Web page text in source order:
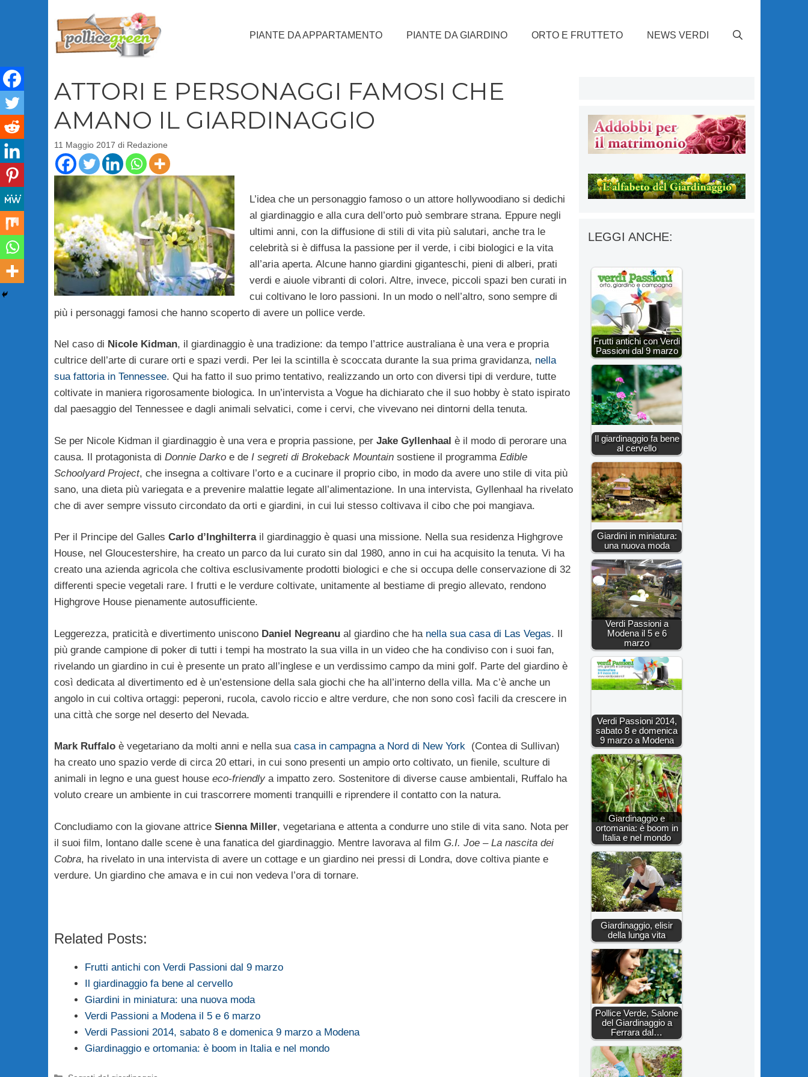
PIANTE DA APPARTAMENTO PIANTE DA GIARDINO ORTO E FRUTTETO NEWS VERDI
ATTORI E PERSONAGGI FAMOSI CHE
AMANO IL GIARDINAGGIO
11 Maggio 2017 di Redazione
L’idea che un personaggio famoso o un attore hollywoodiano si dedichi
al giardinaggio e alla cura dell’orto può sembrare strana. Eppure negli
ultimi anni, con la diffusione di stili di vita più salutari, anche tra le
celebrità si è diffusa la passione per il verde, i cibi biologici e la vita
all’aria aperta. Alcune hanno giardini giganteschi, pieni di alberi, prati
verdi e aiuole vibranti di colori. Altre, invece, piccoli spazi ben curati in
cui coltivano le loro passioni. In un modo o nell’altro, sono sempre di
più i personaggi famosi che hanno scoperto di avere un pollice verde.
Nel caso di Nicole Kidman, il giardinaggio è una tradizione: da tempo l’attrice australiana è una vera e propria
cultrice dell’arte di curare orti e spazi verdi. Per lei la scintilla è scoccata durante la sua prima gravidanza, nella
sua fattoria in Tennessee. Qui ha fatto il suo primo tentativo, realizzando un orto con diversi tipi di verdure, tutte
coltivate in maniera rigorosamente biologica. In un’intervista a Vogue ha dichiarato che il suo hobby è stato ispirato
dal paesaggio del Tennessee e dagli animali selvatici, come i cervi, che vivevano nei dintorni della tenuta.
Se per Nicole Kidman il giardinaggio è una vera e propria passione, per Jake Gyllenhaal è il modo di perorare una
causa. Il protagonista di Donnie Darkoe de I segreti di Brokeback Mountainsostiene il programma Edible
Schoolyard Project, che insegna a coltivare l’orto e a cucinare il proprio cibo, in modo da avere uno stile di vita più
sano, una dieta più variegata e a prevenire malattie legate all’alimentazione. In una intervista, Gyllenhaal ha rivelato
che di aver sempre vissuto circondato da orti e giardini, in cui lui stesso coltivava il cibo che poi mangiava.
Per il Principe del Galles Carlo d’Inghilterrail giardinaggio è quasi una missione. Nella sua residenza Highgrove
House, nel Gloucestershire, ha creato un parco da lui curato sin dal 1980, anno in cui ha acquisito la tenuta. Vi ha
creato una azienda agricola che coltiva esclusivamente prodotti biologici e che si occupa delle conservazione di 32
differenti specie vegetali rare. I frutti e le verdure coltivate, unitamente al bestiame di pregio allevato, rendono
Highgrove House pienamente autosufficiente.
Leggerezza, praticità e divertimento uniscono Daniel Negreanual giardino che ha nella sua casa di Las Vegas. Il
più grande campione di poker di tutti i tempi ha mostrato la sua villa in un video che ha condiviso con i suoi fan,
rivelando un giardino in cui è presente un prato all’inglese e un verdissimo campo da mini golf. Parte del giardino è
così dedicata al divertimento ed è un’estensione della sala giochi che ha all’interno della villa. Ma c’è anche un
angolo in cui coltiva ortaggi: peperoni, rucola, cavolo riccio e altre verdure, che non sono così facili da crescere in
una città che sorge nel deserto del Nevada.
Mark Ruffaloè vegetariano da molti anni e nella sua casa in campagna a Nord di New York(Contea di Sullivan)
ha creato uno spazio verde di circa 20 ettari, in cui sono presenti un ampio orto coltivato, un fienile, sculture di
animali in legno e una guest house eco-friendlya impatto zero. Sostenitore di diverse cause ambientali, Ruffalo ha
voluto creare un ambiente in cui trascorrere momenti tranquilli e riprendere il contatto con la natura.
Concludiamo con la giovane attrice Sienna Miller, vegetariana e attenta a condurre uno stile di vita sano. Nota per
il suoi film, lontano dalle scene è una fanatica del giardinaggio. Mentre lavorava al film G.I. Joe – La nascita dei
Cobra, ha rivelato in una intervista di avere un cottage e un giardino nei pressi di Londra, dove coltiva piante e
verdure. Un giardino che amava e in cui non vedeva l’ora di tornare.
Related Posts:
Frutti antichi con Verdi Passioni dal 9 marzo
Il giardinaggio fa bene al cervello
Giardini in miniatura: una nuova moda
Verdi Passioni a Modena il 5 e 6 marzo
Verdi Passioni 2014, sabato 8 e domenica 9 marzo a Modena
Giardinaggio e ortomania: è boom in Italia e nel mondo
LEGGI ANCHE:
Frutti antichi con Verdi
Passioni dal 9 marzo
Il giardinaggio fa bene
al cervello
Giardini in miniatura:
una nuova moda
Verdi Passioni a
Modena il 5 e 6
marzo
Verdi Passioni 2014,
sabato 8 e domenica
9 marzo a Modena
Giardinaggio e
ortomania: è boom in
Italia e nel mondo
Giardinaggio, elisir
della lunga vita
Pollice Verde, Salone
del Giardinaggio a
Ferrara dal…